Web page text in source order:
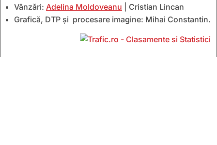
Vânzări: Adelina Moldoveanu | Cristian Lincan
Grafică, DTP și procesare imagine: Mihai Constantin.